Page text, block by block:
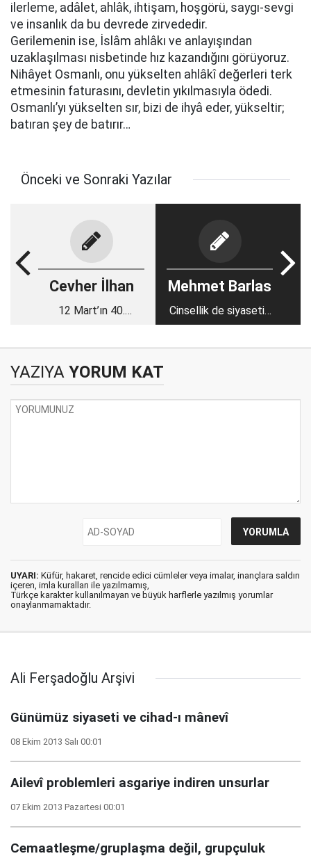
ilerleme, adâlet, ahlâk, ihtişam, hoşgörü, saygı-sevgi
ve insanlık da bu devrede zirvededir.
Gerilemenin ise, İslâm ahlâkı ve anlayışından
uzaklaşılması nisbetinde hız kazandığını görüyoruz.
Nihâyet Osmanlı, onu yükselten ahlâkî değerleri terk
etmesinin faturasını, devletin yıkılmasıyla ödedi.
Osmanlı’yı yükselten sır, bizi de ihyâ eder, yükseltir;
batıran şey de batırır…
Önceki ve Sonraki Yazılar
Cevher İlhan
12 Mart’ın 40.
Mehmet Barlas
Cinsellik de siyasetin
öğelerinden biri değil
YAZIYA YORUM KAT
UYARI: Küfür, hakaret, rencide edici cümleler veya imalar, inançlara saldırı
içeren, imla kuralları ile yazılmamış,
Türkçe karakter kullanılmayan ve büyük harflerle yazılmış yorumlar
onaylanmamaktadır.
Ali Ferşadoğlu Arşivi
Günümüz siyaseti ve cihad-ı mânevî
08 Ekim 2013 Salı 00:01
Ailevî problemleri asgariye indiren unsurlar
07 Ekim 2013 Pazartesi 00:01
Cemaatleşme/gruplaşma değil, grupçuluk